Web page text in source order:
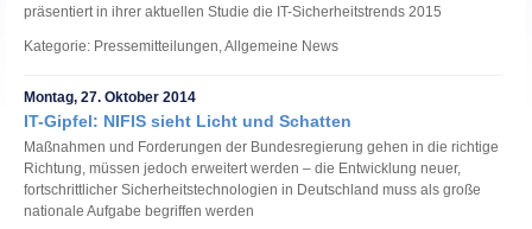
präsentiert in ihrer aktuellen Studie die IT-Sicherheitstrends 2015
Kategorie: Pressemitteilungen, Allgemeine News
Montag, 27. Oktober 2014
IT-Gipfel: NIFIS sieht Licht und Schatten
Maßnahmen und Forderungen der Bundesregierung gehen in die richtige
Richtung, müssen jedoch erweitert werden – die Entwicklung neuer,
fortschrittlicher Sicherheitstechnologien in Deutschland muss als große
nationale Aufgabe begriffen werden